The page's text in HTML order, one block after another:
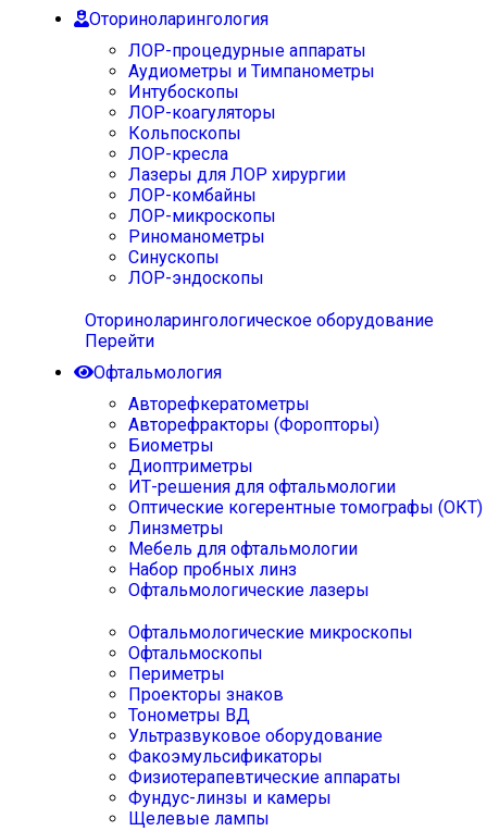
Оториноларингология
ЛОР-процедурные аппараты
Аудиометры и Тимпанометры
Интубоскопы
ЛОР-коагуляторы
Кольпоскопы
ЛОР-кресла
Лазеры для ЛОР хирургии
ЛОР-комбайны
ЛОР-микроскопы
Риноманометры
Синускопы
ЛОР-эндоскопы
Оториноларингологическое оборудование
Перейти
Офтальмология
Авторефкератометры
Авторефракторы (Форопторы)
Биометры
Диоптриметры
ИТ-решения для офтальмологии
Оптические когерентные томографы (ОКТ)
Линзметры
Мебель для офтальмологии
Набор пробных линз
Офтальмологические лазеры
Офтальмологические микроскопы
Офтальмоскопы
Периметры
Проекторы знаков
Тонометры ВД
Ультразвуковое оборудование
Факоэмульсификаторы
Физиотерапевтические аппараты
Фундус-линзы и камеры
Щелевые лампы